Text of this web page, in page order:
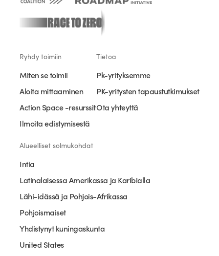
Ryhdy toimiin
Miten se toimii
Aloita mittaaminen
Action Space -resurssit
Ilmoita edistymisestä
Tietoa
Pk-yrityksemme
PK-yritysten tapaustutkimukset
Ota yhteyttä
Alueelliset solmukohdat
Intia
Latinalaisessa Amerikassa ja Karibialla
Lähi-idässä ja Pohjois-Afrikassa
Pohjoismaiset
Yhdistynyt kuningaskunta
United States